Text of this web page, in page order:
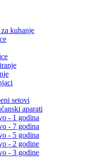
kuhanje
setovi
aparati
- 1 godina
- 7 godina
- 5 godina
- 2 godine
- 3 godine